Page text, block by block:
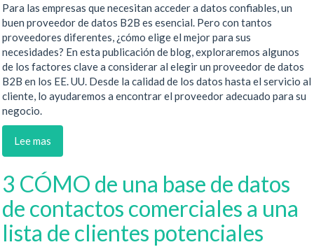
Para las empresas que necesitan acceder a datos confiables, un
buen proveedor de datos B2B es esencial. Pero con tantos
proveedores diferentes, ¿cómo elige el mejor para sus
necesidades? En esta publicación de blog, exploraremos algunos
de los factores clave a considerar al elegir un proveedor de datos
B2B en los EE. UU. Desde la calidad de los datos hasta el servicio al
cliente, lo ayudaremos a encontrar el proveedor adecuado para su
negocio.
Lee mas
3 CÓMO de una base de datos
de contactos comerciales a una
lista de clientes potenciales